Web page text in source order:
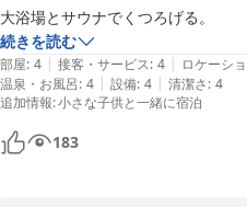
れていたかと存じますが、ご期待
でした。
現在、より皆様に快適にご利用
を進めております。また小松へお
ひ新しくなった大浴場とサウナで
すと幸いです。
お客様のまたのお越しを、スタッ
大浴場とサウナでくつろげる。
続きを読む
部屋: 4 | 接客・サービス: 4 | ロケーシ
温泉・お風呂: 4 | 設備: 4 | 清潔さ: 4
追加情報:小さな子供と一緒に宿泊
183